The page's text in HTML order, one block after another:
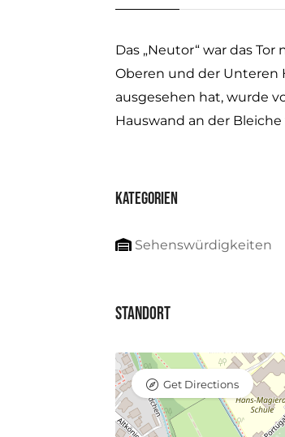
Das „Neutor“ war das
Oberen und der Unteren
ausgesehen hat, wurde
Hauswand an der
Kategorien
Sehenswürdigkeiten
Standort
Get Directions